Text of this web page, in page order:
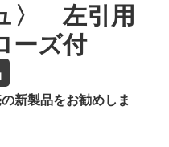
ュ〉 左引用
ーズ付
新製品をお勧めしま